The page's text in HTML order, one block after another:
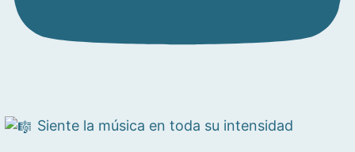
Siente la música en toda su intensidad